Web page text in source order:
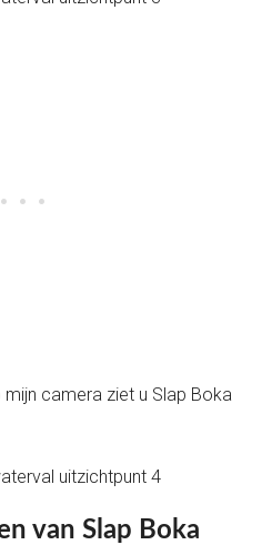
camera ziet u Slap Boka
van Slap Boka